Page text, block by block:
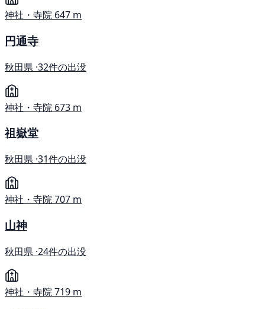
神社・寺院 647 m
円通寺
秋田県 ·32件の出没
神社・寺院 673 m
祖嶽堂
秋田県 ·31件の出没
神社・寺院707 m
山神
秋田県 ·24件の出没
神社・寺院719 m